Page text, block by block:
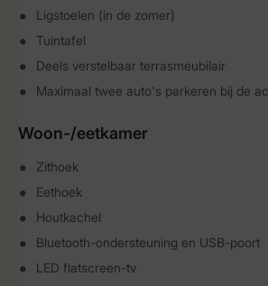
Ligstoelen (in de zomer)
Tuintafel
Deels verstelbaar terrasmeubilair
Maximaal twee auto's parkeren bij de
Woon-/eetkamer
Zithoek
Eethoek
Houtkachel
Bluetooth-ondersteuning en USB-poort
LED flatscreen-tv